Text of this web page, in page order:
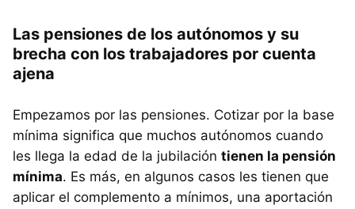
Las pensiones de los autónomos y su
brecha con los trabajadores por cuenta
ajena
Empezamos por las pensiones. Cotizar por la base
mínima significa que muchos autónomos cuando
les llega la edad de la jubilación tienen la pensión
mínima. Es más, en algunos casos les tienen que
aplicar el complemento a mínimos, una aportación